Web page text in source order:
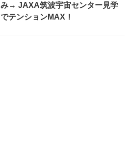
み→ JAXA筑波宇宙センター見学
でテンションMAX！